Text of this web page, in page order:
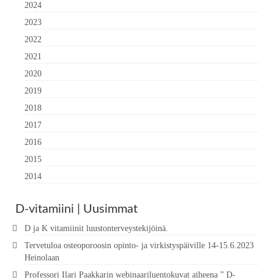
2024
2023
2022
2021
2020
2019
2018
2017
2016
2015
2014
D-vitamiini | Uusimmat
D ja K vitamiinit luustonterveystekijöinä.
Tervetuloa osteoporoosin opinto- ja virkistyspäiville 14-15.6.2023
Heinolaan
Professori Ilari Paakkarin webinaariluentokuvat aiheena ” D-